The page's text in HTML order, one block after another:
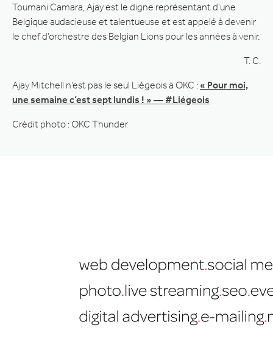
Toumani Camara, Ajay est le digne représentant d’une
Belgique audacieuse et talentueuse et est appelé à devenir
le chef d’orchestre des Belgian Lions pour les années à venir.
T. C.
Ajay Mitchell n’est pas le seul Liégeois à OKC : « Pour moi,
une semaine c’est sept lundis ! » — #Liégeois
Crédit photo : OKC Thunder